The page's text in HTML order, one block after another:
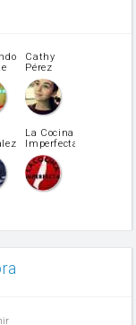
Cathy
Pérez
La Cocina
Imperfecta